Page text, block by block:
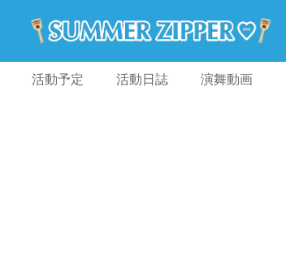
活動予定 活動日誌 演舞動画